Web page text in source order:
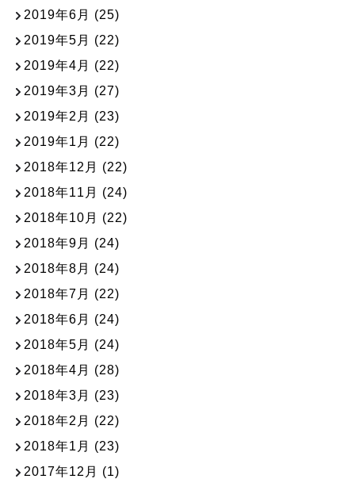
2019年6月 (25)
2019年5月 (22)
2019年4月 (22)
2019年3月 (27)
2019年2月 (23)
2019年1月 (22)
2018年12月 (22)
2018年11月 (24)
2018年10月 (22)
2018年9月 (24)
2018年8月 (24)
2018年7月 (22)
2018年6月 (24)
2018年5月 (24)
2018年4月 (28)
2018年3月 (23)
2018年2月 (22)
2018年1月 (23)
2017年12月 (1)